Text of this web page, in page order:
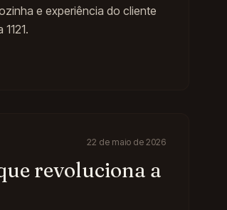
e experiência do cliente
22 de maio de 2026
revoluciona a